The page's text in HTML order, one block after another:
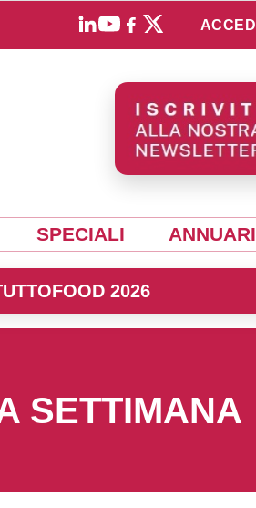
ACCEDI
SPECIALI ANNUARI
2026
SETTIMANA